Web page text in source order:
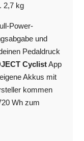
2,7 kg
Power-
und
Pedaldruck
CyclistApp
Akkus mit
kommen
Wh zum